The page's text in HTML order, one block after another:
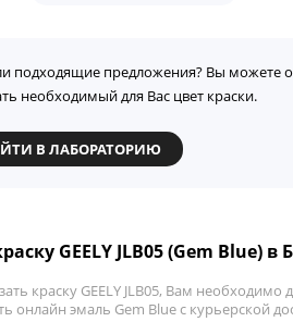
подходящие предложения? Вы можете
необходимый для Вас цвет краски.
В ЛАБОРАТОРИЮ
GEELY JLB05 (Gem Blue) в
краску GEELY JLB05, Вам
онлайн эмаль Gem Blue с курьерской